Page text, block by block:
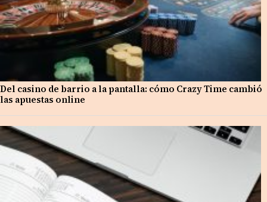
Del casino de barrio a la pantalla: cómo Crazy Time cambió
las apuestas online